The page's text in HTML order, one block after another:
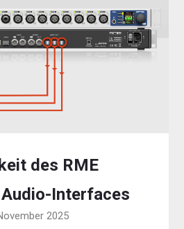
des RME
Interfaces
2025